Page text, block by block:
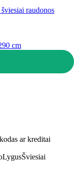
raudonos
cm
ar kreditai
LygusŠviesiai